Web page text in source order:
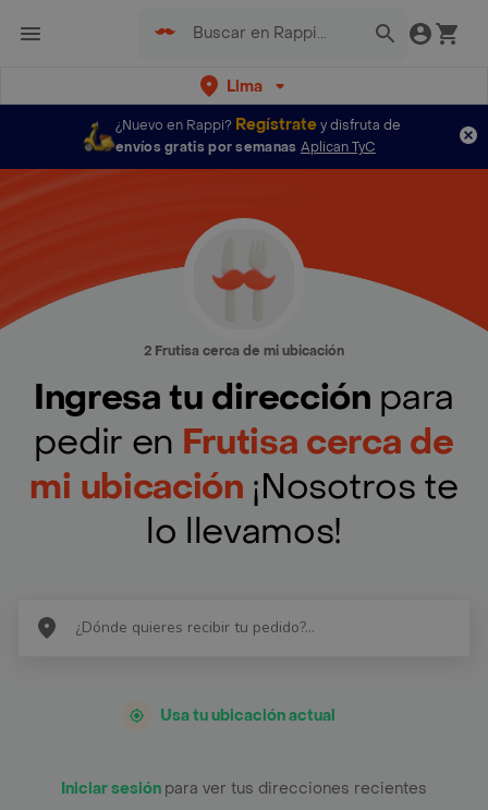
Lima
¿Nuevo en Rappi? Regístratey disfruta de
envíos gratis por semanas Aplican TyC
2 Frutisa cerca de mi ubicación
Ingresa tu dirección para
pedir en Frutisa cerca de
mi ubicación ¡Nosotros te
lo llevamos!
Usa tu ubicación actual
Iniciar sesión para ver tus direcciones recientes